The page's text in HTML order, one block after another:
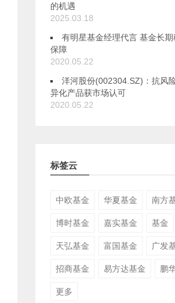
的机遇
2025.03.18
有明星基金经理代言 基金长
保障
2020.05.22
洋河股份(002304.SZ)：抗风
异化产品获市场认可
2020.05.22
标签云
中欧基金 华夏基金 南方
博时基金 嘉实基金 基金
天弘基金 富国基金 广发
招商基金 易方达基金 鹏
更多